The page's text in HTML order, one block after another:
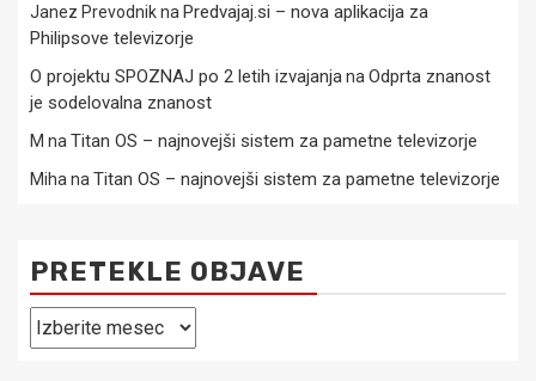
Janez Prevodnikna Predvajaj.si – nova aplikacija za
Philipsove televizorje
O projektu SPOZNAJ po 2 letih izvajanjana Odprta znanost
je sodelovalna znanost
M na Titan OS – najnovejši sistem za pametne televizorje
Miha na Titan OS – najnovejši sistem za pametne televizorje
PRETEKLE OBJAVE
Pretekle
objave